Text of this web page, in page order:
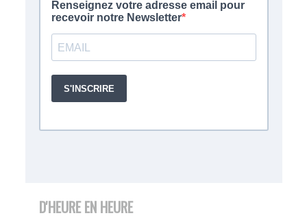
D'HEURE EN HEURE